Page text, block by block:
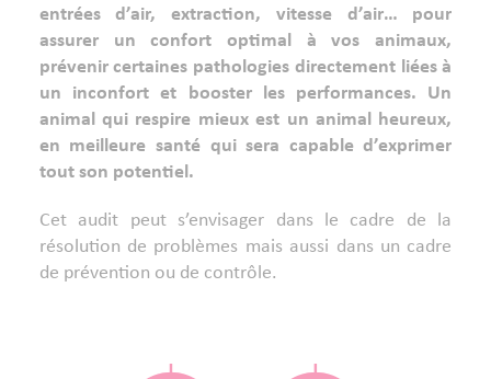
entrées d’air, extraction, vitesse d’air… pour
assurer un confort optimal à vos animaux,
prévenir certaines pathologies directement liées à
un inconfort et booster les performances. Un
animal qui respire mieux est un animal heureux,
en meilleure santé qui sera capable d’exprimer
tout son potentiel.
Cet audit peut s’envisager dans le cadre de la
résolution de problèmes mais aussi dans un cadre
de prévention ou de contrôle.